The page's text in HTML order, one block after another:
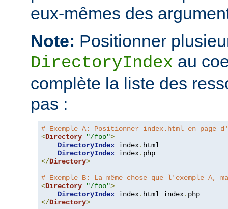
eux-mêmes des
Note: Positionner
DirectoryIndex au
complète la liste des
pas :
# Exemple A: Positionner index.html en page
<Directory "/foo">
DirectoryIndex index. html
DirectoryIndex index.
</Directory>
# Exemple B: La même chose que l'exemple
<Directory "/foo">
DirectoryIndex index. html index.
</Directory>